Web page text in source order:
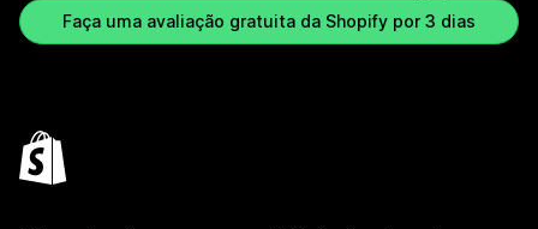
Faça uma avaliação gratuita da Shopify por 3 dias